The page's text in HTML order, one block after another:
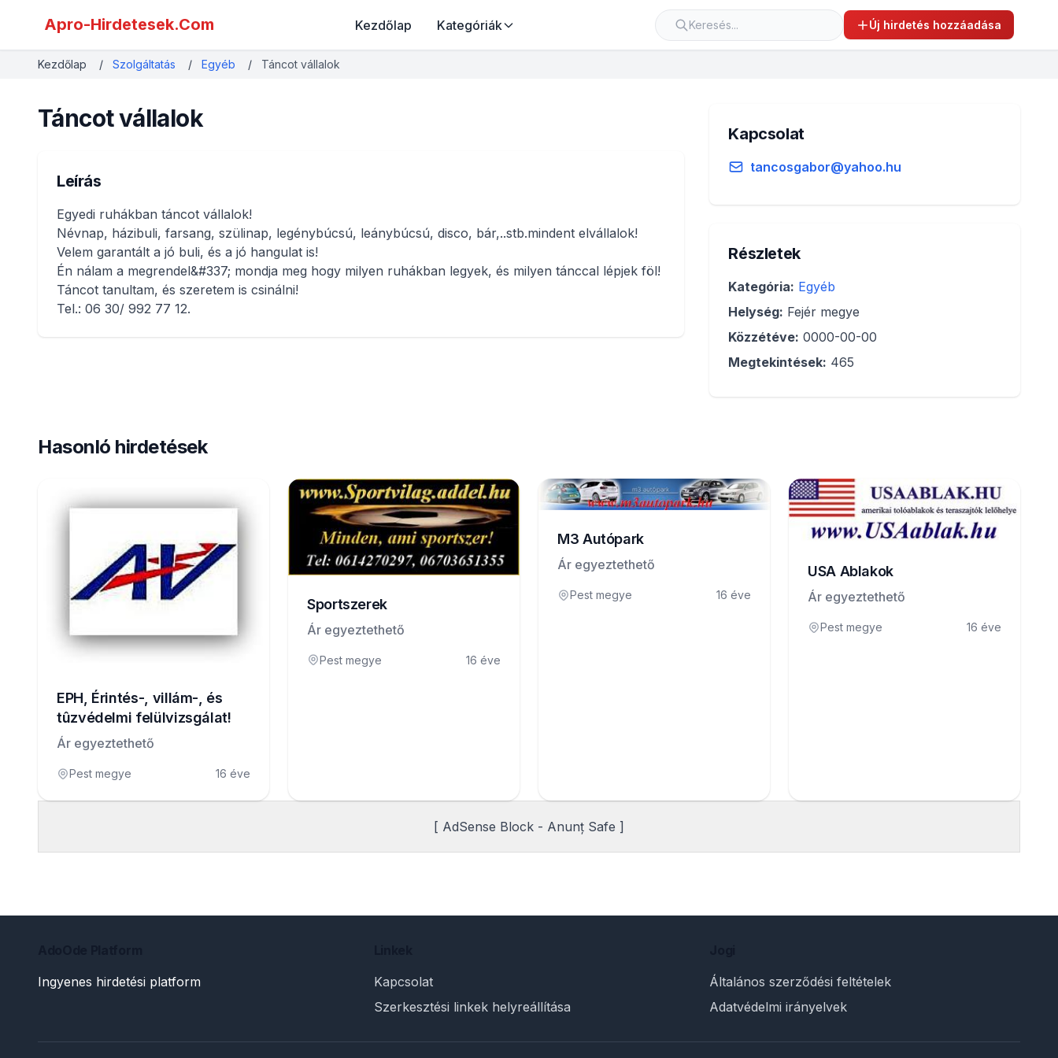
Apro-Hirdetesek.Com Kezdőlap Kategóriák Új hirdetés hozzáadása
Kezdőlap / Szolgáltatás / Egyéb / Táncot vállalok
Táncot vállalok
Leírás
Egyedi ruhákban táncot vállalok!
Névnap, házibuli, farsang, szülinap, legénybúcsú, leánybúcsú, disco, bár,..stb.mindent elvállalok!
Velem garantált a jó buli, és a jó hangulat is!
Én nálam a megrendel&#337; mondja meg hogy milyen ruhákban legyek, és milyen tánccal lépjek föl!
Táncot tanultam, és szeretem is csinálni!
Tel.: 06 30/ 992 77 12.
Kapcsolat
tancosgabor@yahoo.hu
Részletek
Kategória: Egyéb
Helység: Fejér megye
Közzétéve: 0000-00-00
Megtekintések: 465
Hasonló hirdetések
EPH, Érintés-, villám-, és
tûzvédelmi felülvizsgálat!
Ár egyeztethető
Pest megye 16 éve
Sportszerek
Ár egyeztethető
Pest megye 16 éve
M3 Autópark
Ár egyeztethető
Pest megye 16 éve
USA Ablakok
Ár egyeztethető
Pest megye 16 éve
[ AdSense Block - Anunț Safe ]
Ingyenes hirdetési platform
Kapcsolat
Szerkesztési linkek helyreállítása
Általános szerződési feltételek
Adatvédelmi irányelvek